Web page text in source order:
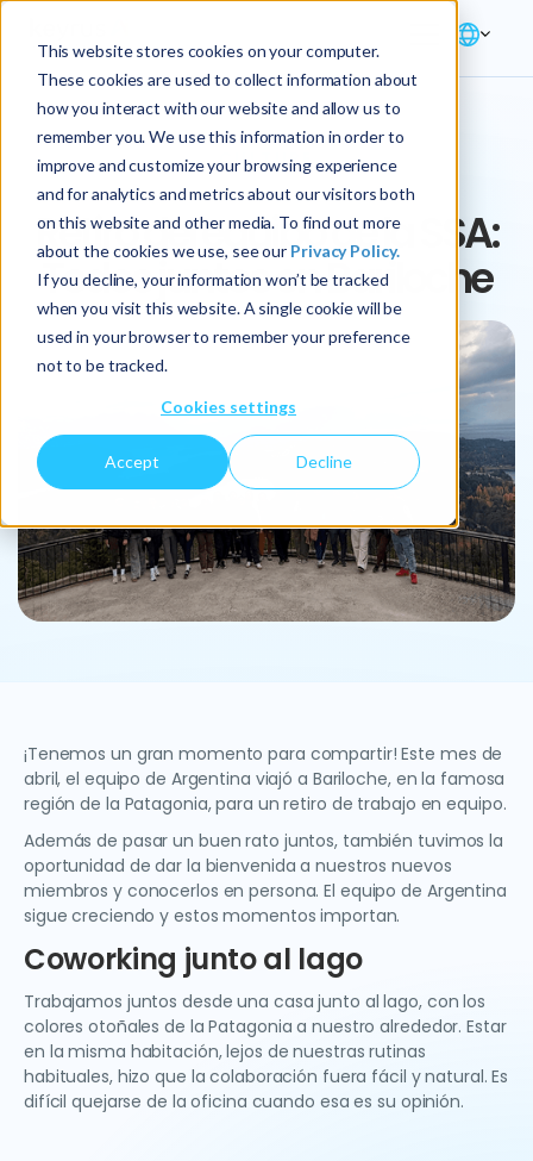
This website stores cookies on your computer.
These cookies are used to collect information about
how you interact with our website and allow us to
remember you. We use this information in order to
improve and customize your browsing experience
and for analytics and metrics about our visitors both
on this website and other media. To find out more
about the cookies we use, see our Privacy Policy.
If you decline, your information won’t be tracked
when you visit this website. A single cookie will be
used in your browser to remember your preference
not to be tracked.
Cookies settings
Accept Decline
CULTURE
Retiro del equipo de la SSA:
Todos juntos en Bariloche
¡Tenemos un gran momento para compartir! Este mes de
abril, el equipo de Argentina viajó a Bariloche, en la famosa
región de la Patagonia, para un retiro de trabajo en equipo.
Además de pasar un buen rato juntos, también tuvimos la
oportunidad de dar la bienvenida a nuestros nuevos
miembros y conocerlos en persona. El equipo de Argentina
sigue creciendo y estos momentos importan.
Coworking junto al lago
Trabajamos juntos desde una casa junto al lago, con los
colores otoñales de la Patagonia a nuestro alrededor. Estar
en la misma habitación, lejos de nuestras rutinas
habituales, hizo que la colaboración fuera fácil y natural. Es
difícil quejarse de la oficina cuando esa es su opinión.